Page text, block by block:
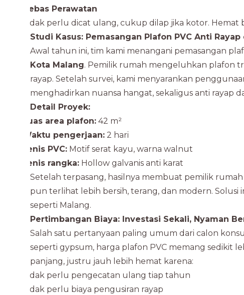
Bebas Perawatan
Tidak perlu dicat ulang, cukup dilap jika kotor. Hemat
Studi Kasus: Pemasangan Plafon PVC Anti
Awal tahun ini, tim kami menangani pemasangan
Kota Malang. Pemilik rumah mengeluhkan plafon
rayap. Setelah survei, kami menyarankan
menghadirkan nuansa hangat, sekaligus anti rayap
Detail Proyek:
Luas area plafon: 42 m²
Waktu pengerjaan: 2 hari
Jenis PVC: Motif serat kayu, warna walnut
Jenis rangka: Hollow galvanis anti karat
Setelah terpasang, hasilnya membuat pemilik
pun terlihat lebih bersih, terang, dan modern.
seperti Malang.
Pertimbangan Biaya: Investasi Sekali, Nyaman
Salah satu pertanyaan paling umum dari calon
seperti gypsum, harga plafon PVC memang sedikit
panjang, justru jauh lebih hemat karena:
Tidak perlu pengecatan ulang tiap tahun
Tidak perlu biaya pengusiran rayap